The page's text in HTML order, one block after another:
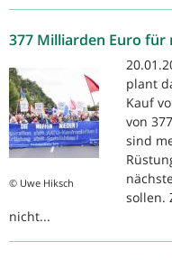
377 Milliarden Euro für
© Uwe Hiksch
plant
Kauf
von
sind
sollen.
nicht...